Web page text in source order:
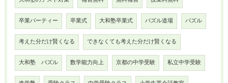
卒業パーティー 卒業式 大和塾卒業式 パズル道場 パズル
考えた分だけ賢くなる できなくても考えた分だけ賢くなる
大和塾 パズル 数学能力向上 京都の中学受験 私立中学受験